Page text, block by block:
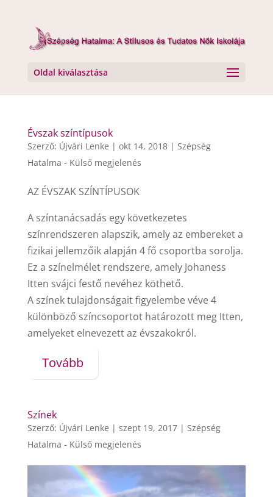
Oldal kiválasztása
Évszak színtípusok
Szerző: Újvári Lenke | okt 14, 2018| Szépség
Hatalma - Külső megjelenés
AZ ÉVSZAK SZÍNTÍPUSOK
A színtanácsadás egy következetes
színrendszeren alapszik, amely az embereket a
fizikai jellemzőik alapján 4 fő csoportba sorolja.
Ez a színelmélet rendszere, amely Johaness
Itten svájci festő nevéhez köthető.
A színek tulajdonságait figyelembe véve 4
különböző színcsoportot határozott meg Itten,
amelyeket elnevezett az évszakokról.
Tovább
Színek
Szerző: Újvári Lenke | szept 19, 2017| Szépség
Hatalma - Külső megjelenés